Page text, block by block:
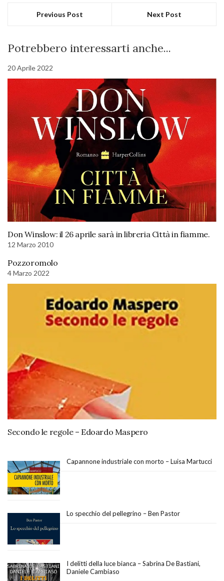
Previous Post Next Post
Potrebbero interessarti anche...
20 Aprile 2022
Don Winslow: il 26 aprile sarà in libreria Città in fiamme.
12 Marzo 2010
Pozzoromolo
4 Marzo 2022
Secondo le regole – Edoardo Maspero
Capannone industriale con morto – Luisa Martucci
Lo specchio del pellegrino – Ben Pastor
I delitti della luce bianca – Sabrina De Bastiani,
Daniele Cambiaso